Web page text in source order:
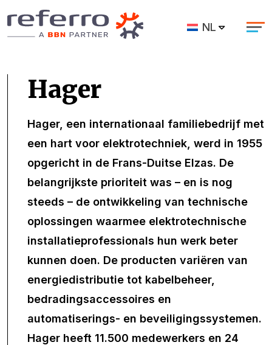
NL
Hager
Hager, een internationaal familiebedrijf met
een hart voor elektrotechniek, werd in 1955
opgericht in de Frans-Duitse Elzas. De
belangrijkste prioriteit was – en is nog
steeds – de ontwikkeling van technische
oplossingen waarmee elektrotechnische
installatieprofessionals hun werk beter
kunnen doen. De producten variëren van
energiedistributie tot kabelbeheer,
bedradingsaccessoires en
automatiserings- en beveiligingssystemen.
Hager heeft 11.500 medewerkers en 24